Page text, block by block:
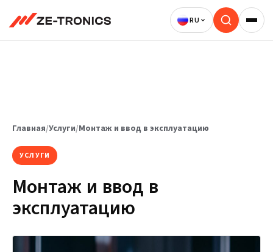
Главная/Услуги/Монтаж и ввод в эксплуатацию
УСЛУГИ
Монтаж и ввод в
эксплуатацию